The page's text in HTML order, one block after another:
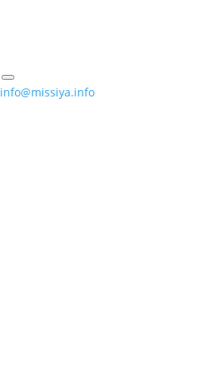
info@missiya.info